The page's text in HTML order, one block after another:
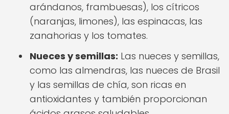
arándanos, frambuesas), los cítricos
(naranjas, limones), las espinacas, las
zanahorias y los tomates.
Nueces y semillas: Las nueces y semillas,
como las almendras, las nueces de Brasil
y las semillas de chía, son ricas en
antioxidantes y también proporcionan